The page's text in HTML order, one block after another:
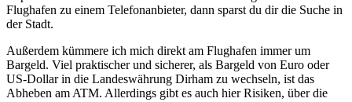
Flughafen zu einem Telefonanbieter, dann sparst du dir die Suche in
der Stadt.
Außerdem kümmere ich mich direkt am Flughafen immer um
Bargeld. Viel praktischer und sicherer, als Bargeld von Euro oder
US-Dollar in die Landeswährung Dirham zu wechseln, ist das
Abheben am ATM. Allerdings gibt es auch hier Risiken, über die